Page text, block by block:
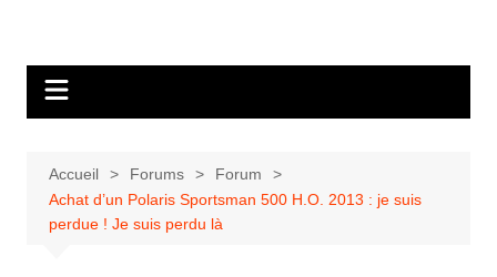
Accueil Forums
Forum
Achat d’un Polaris Sportsman 500 H.O. 2013 : je suis
perdue ! Je suis perdu là